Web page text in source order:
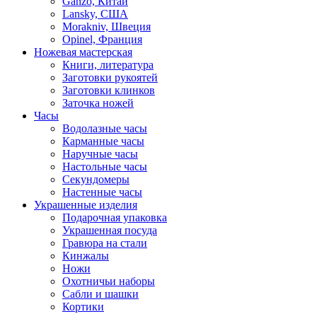
Lansky, США
Morakniv, Швеция
Opinel, Франция
Ножевая мастерская
Книги, литература
Заготовки рукоятей
Заготовки клинков
Заточка ножей
Часы
Водолазные часы
Карманные часы
Наручные часы
Настольные часы
Секундомеры
Настенные часы
Украшенные изделия
Подарочная упаковка
Украшенная посуда
Гравюра на стали
Кинжалы
Ножи
Охотничьи наборы
Сабли и шашки
Кортики